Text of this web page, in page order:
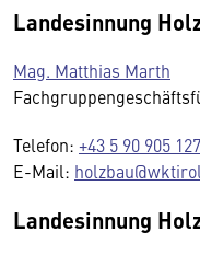
Landesinnung
Mag. Matthias Marth
Telefon: +43 5 90 905
E-Mail:
Landesinnung